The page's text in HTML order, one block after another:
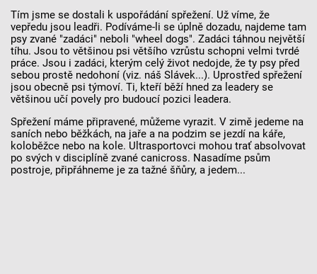
Tím jsme se dostali k uspořádání spřežení. Už víme, že
vepředu jsou leadři. Podíváme-li se úplně dozadu, najdeme tam
psy zvané "zadáci" neboli "wheel dogs". Zadáci táhnou největší
tíhu. Jsou to většinou psi většího vzrůstu schopni velmi tvrdé
práce. Jsou i zadáci, kterým celý život nedojde, že ty psy před
sebou prostě nedohoní (viz. náš Slávek...). Uprostřed spřežení
jsou obecně psi týmoví. Ti, kteří běží hned za leadery se
většinou učí povely pro budoucí pozici leadera.
Spřežení máme připravené, můžeme vyrazit. V zimě jedeme na
saních nebo běžkách, na jaře a na podzim se jezdí na káře,
koloběžce nebo na kole. Ultrasportovci mohou trať absolvovat
po svých v disciplíně zvané canicross. Nasadíme psům
postroje, připřáhneme je za tažné šňůry, a jedem...